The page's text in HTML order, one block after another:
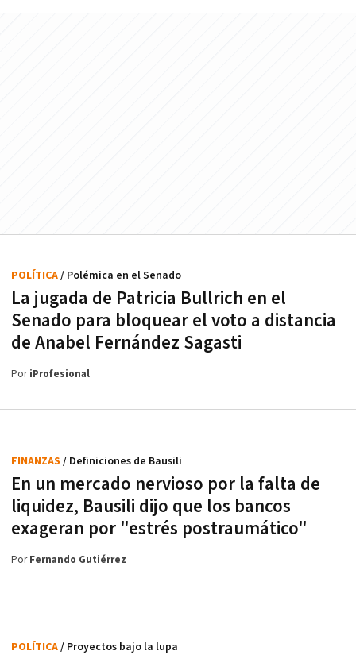
La jugada de Patricia Bullrich en el
Senado para bloquear el voto a distancia
de Anabel Fernández Sagasti
POLÍTICA/ Polémica en el Senado
PoriProfesional
En un mercado nervioso por la falta de
liquidez, Bausili dijo que los bancos
exageran por "estrés postraumático"
FINANZAS / Definiciones de Bausili
PorFernando Gutiérrez
POLÍTICA/ Proyectos bajo la lupa